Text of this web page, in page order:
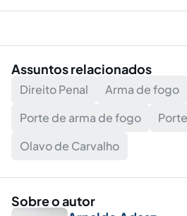
Assuntos relacionados
Direito Penal
Arma de fogo
Porte de arma de fogo
Olavo de Carvalho
Sobre o autor